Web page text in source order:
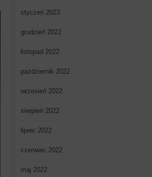
styczeń 2023
grudzień 2022
listopad 2022
październik 2022
wrzesień 2022
sierpień 2022
lipiec 2022
czerwiec 2022
maj 2022